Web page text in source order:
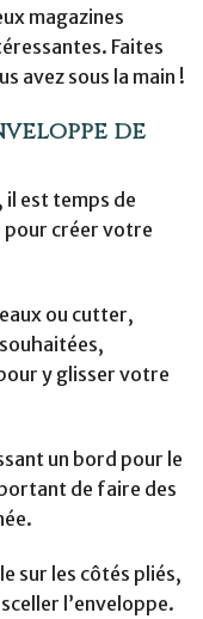
magazines
Faites
avez sous la main !
de
il est temps de
pour créer votre
ou cutter,
y glisser votre
un bord pour le
de faire des
sur les côtés pliés,
l’enveloppe.